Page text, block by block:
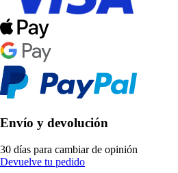
Envío y devolución
30 días para cambiar de opinión
Devuelve tu pedido